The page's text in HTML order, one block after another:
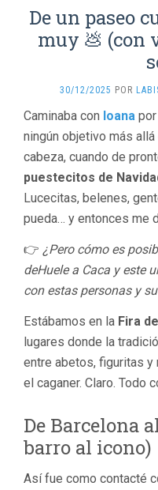
De un paseo
muy 💩 (con
30/12/2025 POR
Caminaba con Ioana
ningún objetivo más
cabeza, cuando de
puestecitos de
Lucecitas, belenes,
pueda… y entonces me
👉 ¿Pero cómo es
deHuele a Caca y este
con estas personas y
Estábamos en la Fira
lugares donde la
entre abetos, figuritas y
el caganer. Claro. Todo
De Barcelona
barro al icono)
Así fue como contacté